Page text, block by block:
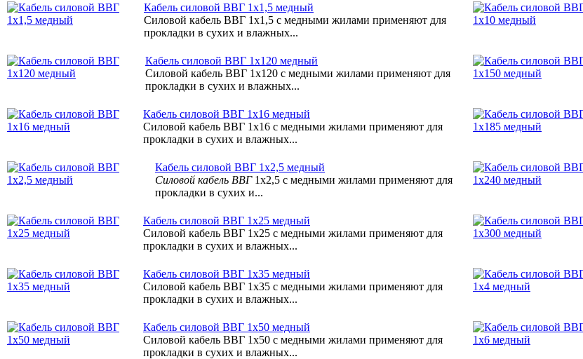
Кабель силовой ВВГ 1х1,5 медный
Силовой кабель ВВГ 1х1,5 с медными жилами применяют для
прокладки в сухих и влажных...
Кабель силовой ВВГ 1х120 медный
Силовой кабель ВВГ 1х120 с медными жилами применяют для
прокладки в сухих и влажных...
Кабель силовой ВВГ 1х16 медный
Силовой кабель ВВГ 1х16 с медными жилами применяют для
прокладки в сухих и влажных...
Кабель силовой ВВГ 1х2,5 медный
Силовой кабель ВВГ1х2,5 с медными жилами применяют для
прокладки в сухих и...
Кабель силовой ВВГ 1х25 медный
Силовой кабель ВВГ 1х25 с медными жилами применяют для
прокладки в сухих и влажных...
Кабель силовой ВВГ 1х35 медный
Силовой кабель ВВГ 1х35 с медными жилами применяют для
прокладки в сухих и влажных...
Кабель силовой ВВГ 1х50 медный
Силовой кабель ВВГ 1х50 с медными жилами применяют для
прокладки в сухих и влажных...